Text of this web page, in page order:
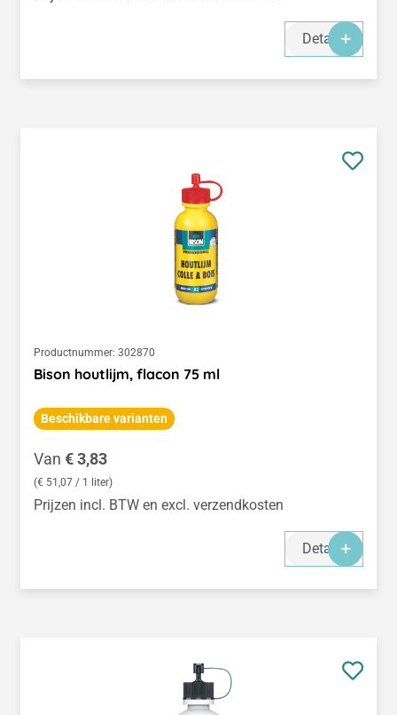
Details
Productnummer: 302870
Bison houtlijm, flacon 75 ml
Beschikbare varianten
Normale prijs:
Van € 3,83
(€ 51,07 / 1 liter)
Prijzen incl. BTW en excl. verzendkosten
Details